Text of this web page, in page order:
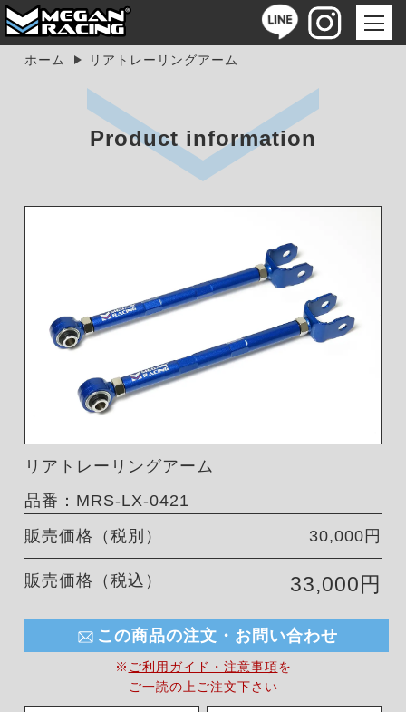
ホーム リアトレーリングアーム
Product information
リアトレーリングアーム
品番：MRS-LX-0421
販売価格（税別）
30,000円
販売価格（税込） 33,000円
この商品の注文・お問い合わせ
※ ご利用ガイド・注意事項を
ご一読の上ご注文下さい